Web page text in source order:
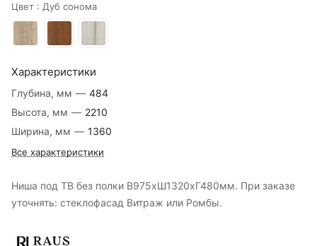
Цвет : Дуб сонома
Характеристики
Глубина, мм — 484
Высота, мм — 2210
Ширина, мм — 1360
Все характеристики
Ниша под ТВ без полки В975хШ1320хГ480мм. При заказе
уточнять: стеклофасад Витраж или Ромбы.